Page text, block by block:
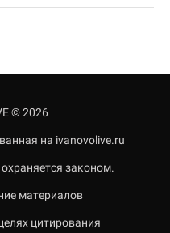
© 2026
на ivanovolive.ru
законом.
материалов
цитирования